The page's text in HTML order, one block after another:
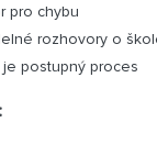
pro chybu
rozhovory o
postupný proces